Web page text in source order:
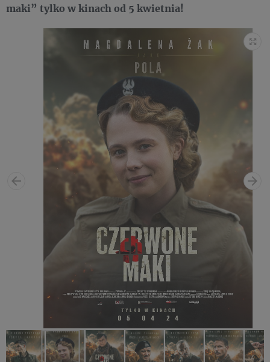
maki” tylko w kinach od 5 kwietnia!